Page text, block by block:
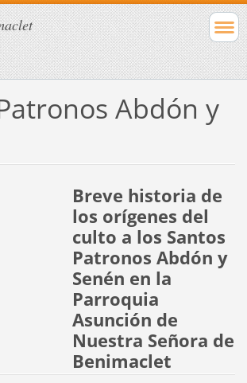
Abdón y
Breve historia de
los orígenes del
culto a los Santos
Patronos Abdón y
Senén en la
Parroquia
Asunción de
Nuestra Señora de
Benimaclet